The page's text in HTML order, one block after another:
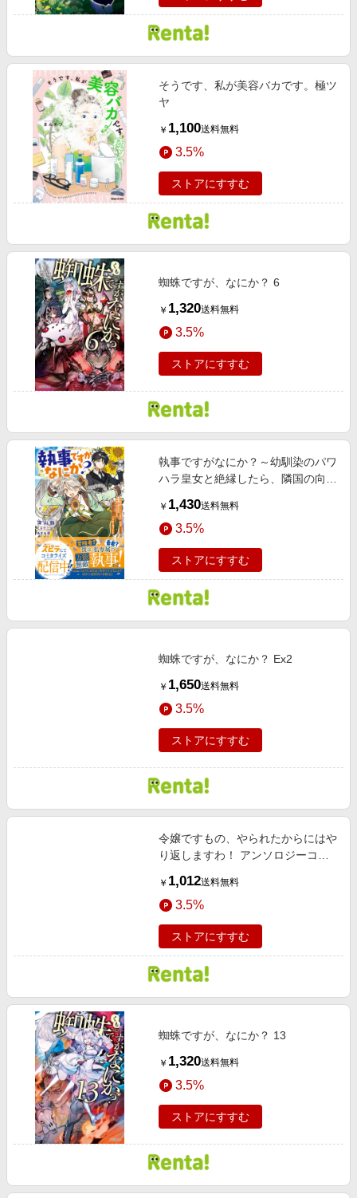
そうです、私が美容バカです。極ツ
ヤ
￥ 1,100送料無料
3.5%
ストアにすすむ
蜘蛛ですが、なにか？ 6
￥ 1,320送料無料
3.5%
ストアにすすむ
執事ですがなにか？～幼馴染のパワ
ハラ皇女と絶縁したら、隣国の向日
ます～
￥ 1,430送料無料
3.5%
ストアにすすむ
蜘蛛ですが、なにか？ Ex2
￥ 1,650送料無料
3.5%
ストアにすすむ
令嬢ですもの、やられたからにはや
り返しますわ！ アンソロジーコミ
￥ 1,012送料無料
3.5%
ストアにすすむ
蜘蛛ですが、なにか？ 13
￥ 1,320送料無料
3.5%
ストアにすすむ